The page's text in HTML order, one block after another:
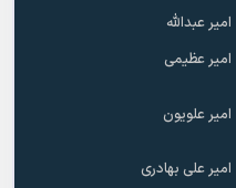
امیر عبدالله
امیر عظیمی
امیر علویون
امیر علی بهادری